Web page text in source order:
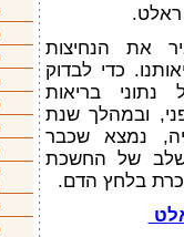
את הנחיצות
כדי לבדוק
בריאות
ובמהלך שנת
נמצא שכבר
של החשכת
בלחץ הדם.